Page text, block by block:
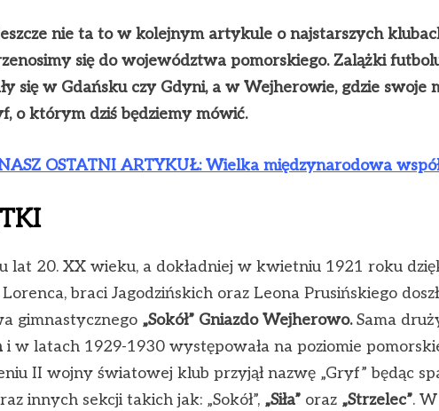
nie ta to w kolejnym artykule o najstarszych
się do województwa pomorskiego. Zalążki
się w Gdańsku czy Gdyni, a w Wejherowie, gdzie swoje
o którym dziś będziemy mówić.
OSTATNI ARTYKUŁ: Wielka międzynarodowa
lat 20. XX wieku, a dokładniej w kwietniu 1921 roku
braci Jagodzińskich oraz Leona Prusińskiego
gimnastycznego „Sokół” Gniazdo Wejherowo.Sama
i w latach 1929-1930 występowała na poziomie
II wojny światowej klub przyjął nazwę „Gryf” będąc
innych sekcji takich jak: „Sokół”, „Siła” oraz „Strzelec”.